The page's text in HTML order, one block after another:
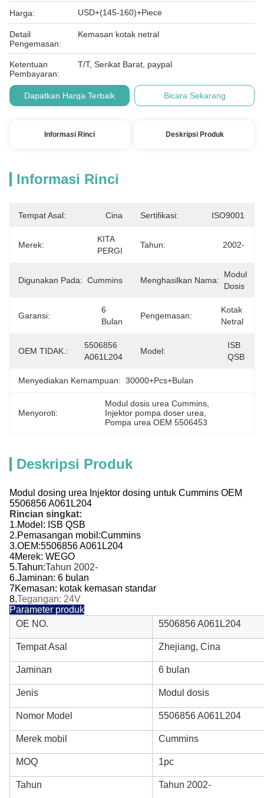
Harga: USD+(145-160)+Piece
Detail
Pengemasan:
Kemasan kotak netral
Ketentuan
Pembayaran:
T/T, Serikat Barat, paypal
Dapatkan Harga Terbaik Bicara Sekarang
Informasi Rinci Deskripsi Produk
Informasi Rinci
Tempat Asal: Cina Sertifikasi: ISO9001
Merek:
KITA
PERGI
Tahun: 2002-
Digunakan Pada: Cummins Menghasilkan Nama:
Modul
Dosis
Garansi:
6
Bulan
Pengemasan:
Kotak
Netral
OEM TIDAK.:
5506856
A061L204
Model:
ISB
QSB
Menyediakan Kemampuan: 30000+Pcs+Bulan
Menyoroti:
Modul dosis urea Cummins
Injektor pompa doser urea
Pompa urea OEM 5506453
Deskripsi Produk
Modul dosing urea Injektor dosing untuk Cummins OEM
5506856 A061L204
Rincian singkat:
1.Model: ISB QSB
2.Pemasangan mobil:Cummins
3.OEM:5506856 A061L204
4Merek: WEGO
5.Tahun:Tahun 2002-
6.Jaminan: 6 bulan
7Kemasan: kotak kemasan standar
8.Tegangan: 24V
Parameter produk
OE NO.
5506856 A061L204
Tempat Asal Zhejiang, Cina
Jaminan 6 bulan
Jenis Modul dosis
Nomor Model 5506856 A061L204
Merek mobil Cummins
MOQ 1pc
Tahun Tahun 2002-